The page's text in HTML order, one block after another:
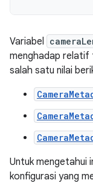
Variabel
menghadap relatif
salah satu nilai
Untuk mengetahui
konfigurasi yang